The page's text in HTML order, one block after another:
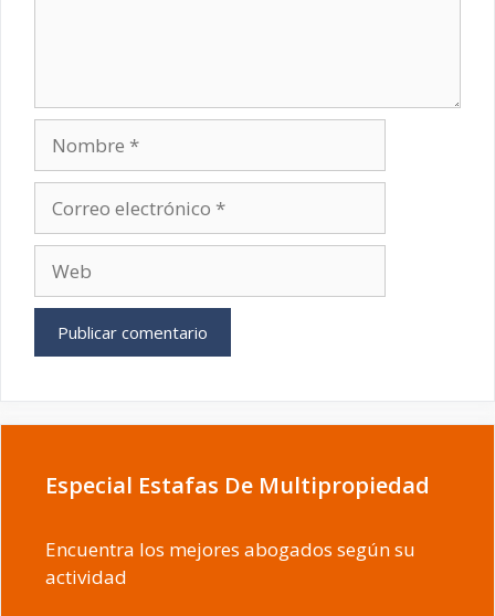
electrónico
Especial Estafas De Multipropiedad
Encuentra los mejores abogados según su
actividad